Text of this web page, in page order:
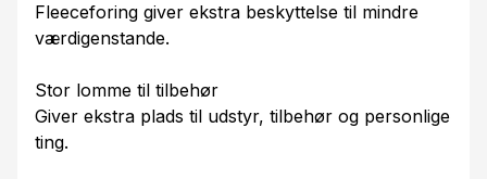
Fleeceforing giver ekstra beskyttelse til mindre
værdigenstande.
Stor lomme til tilbehør
Giver ekstra plads til udstyr, tilbehør og personlige
ting.